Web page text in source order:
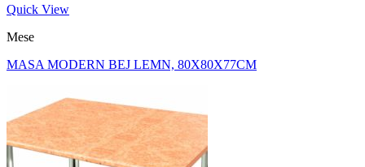
Quick View
Mese
MASA MODERN BEJ LEMN, 80X80X77CM